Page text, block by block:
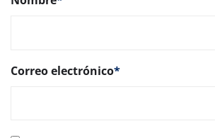
Correo electrónico*